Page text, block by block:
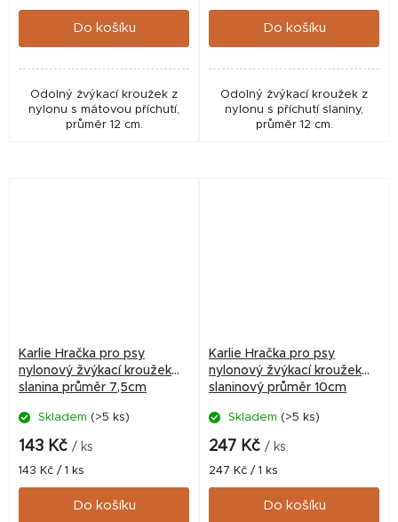
cena:
Do košíku
Odolný žvýkací kroužek z
nylonu s mátovou příchutí,
průměr 12 cm.
cena:
Do košíku
Odolný žvýkací kroužek z
nylonu s příchutí slaniny,
průměr 12 cm.
Karlie Hračka pro psy
nylonový žvýkací kroužek
slanina průměr 7,5cm
Skladem (>5 ks)
143 Kč / ks
Měrná
cena:
143 Kč / 1 ks
Do košíku
Karlie Hračka pro psy
nylonový žvýkací kroužek
slaninový průměr 10cm
Skladem (>5 ks)
247 Kč / ks
Měrná
cena:
247 Kč / 1 ks
Do košíku